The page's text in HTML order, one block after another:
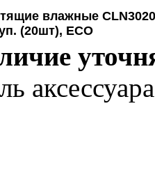
влажные
(20шт), ECO